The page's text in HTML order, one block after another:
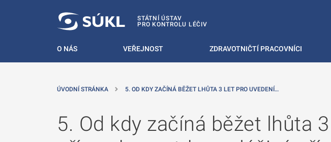
STÁTNÍ ÚSTAV
PRO KONTROLU LÉČIV
O NÁS VEŘEJNOST ZDRAVOTNIČTÍ PRACOVNÍCI
ÚVODNÍ STRÁNKA 5. OD KDY ZAČÍNÁ BĚŽET LHŮTA 3 LET PRO UVEDENÍ…
5. Od kdy začíná běžet lhůta